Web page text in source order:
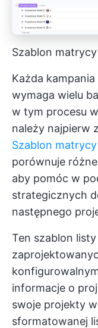
Szablon
Każda
wymaga wielu
w tym procesu
należy najpierw
Szablon
porównuje
aby pomóc w
strategicznych
następnego
Ten szablon
informacje o
swoje projekty
sformatowanej